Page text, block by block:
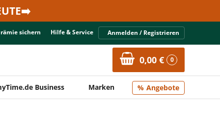
sichern Hilfe & Service Anmelden / Registrieren
0,00 € 0
Business Marken Angebote